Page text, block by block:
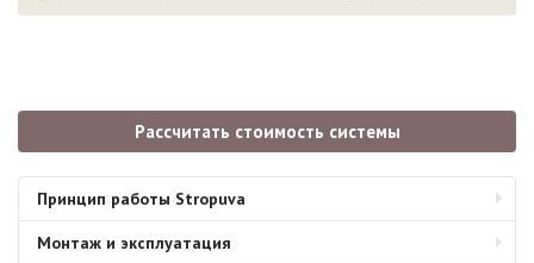
Рассчитать стоимость системы
Принцип работы Stropuva
Монтаж и эксплуатация